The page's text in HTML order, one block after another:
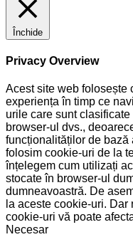
Închide
Privacy Overview
Acest site web folosește
experiența în timp ce
urile care sunt
browser-ul dvs.,
funcționalităților de bază
folosim cookie-uri de la
înțelegem cum utilizați
stocate în browser-ul
dumneavoastră. De
la aceste cookie-uri.
cookie-uri vă poate
Necesar